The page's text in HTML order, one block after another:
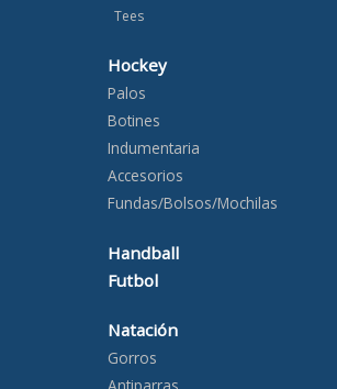
Tees
Hockey
Palos
Botines
Indumentaria
Accesorios
Fundas/Bolsos/Mochilas
Handball
Futbol
Natación
Gorros